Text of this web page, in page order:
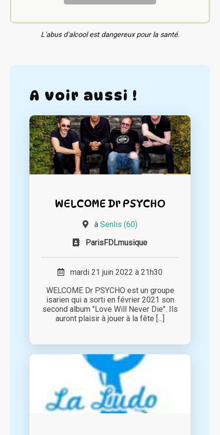
L'abus d'alcool est dangereux pour la santé.
A voir aussi !
WELCOME Dr PSYCHO
à Senlis (60)
ParisFDLmusique
mardi 21 juin 2022 à 21h30
WELCOME Dr PSYCHO est un groupe
isarien qui a sorti en février 2021 son
second album "Love Will Never Die". Ils
auront plaisir à jouer à la fête [...]